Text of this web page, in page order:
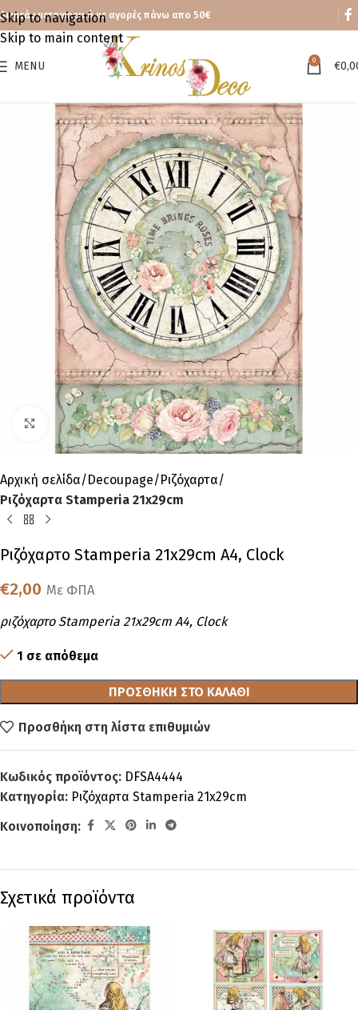
Skip to navigation
Skip to main content
Δωρεάν μεταφορικά με αγορές πάνω απο 50€
MENU 0 €
Click to enlarge
Αρχική σελίδα Decoupage Ριζόχαρτα
Ριζόχαρτα Stamperia 21x29cm
Ριζόχαρτο Stamperia 21x29cm A4, Clock
€2,00 Με ΦΠΑ
ριζόχαρτο Stamperia 21x29cm A4, Clock
1 σε απόθεμα
ΠΡΟΣΘΉΚΗ ΣΤΟ ΚΑΛΆΘΙ
Προσθήκη στη λίστα επιθυμιών
Κωδικός προϊόντος: DFSA4444
Κατηγορία: Ριζόχαρτα Stamperia 21x29cm
Κοινοποίηση:
Σχετικά προϊόντα